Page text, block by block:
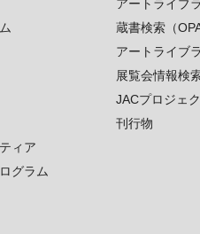
ィア
グラム
アートライブ
蔵書検索（
アートライブ
展覧会情報検
JACプロジェ
刊行物